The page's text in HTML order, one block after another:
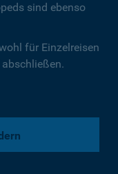
sind ebenso
für Einzelreisen